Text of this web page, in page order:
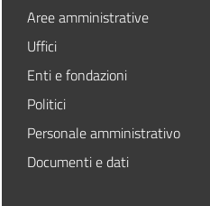
Aree amministrative
Uffici
Enti e fondazioni
Politici
Personale amministrativo
Documenti e dati